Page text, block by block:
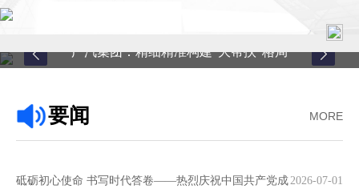
关于中心
广汽集团：精细精准构建“大帮扶”格局
MORE
要闻
2026-07-01
砥砺初心使命 书写时代答卷——热烈庆祝中国共产党成